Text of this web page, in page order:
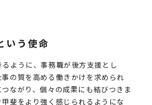
いう使命
ように、事務職が後方支援とし
の質を高める働きかけを求められ
ながり、個々の成果にも結びつきま
斐をより強く感じられるようにな